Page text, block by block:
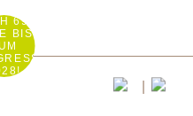
693
BIS